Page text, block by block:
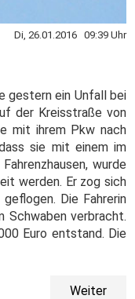
Di, 26.01.2016 09:39 Uhr
gestern ein Unfall bei
der Kreisstraße von
mit ihrem Pkw nach
sie mit einem im
wurde
werden. Er zog sich
Die Fahrerin
Schwaben verbracht.
Euro entstand. Die
Weiter